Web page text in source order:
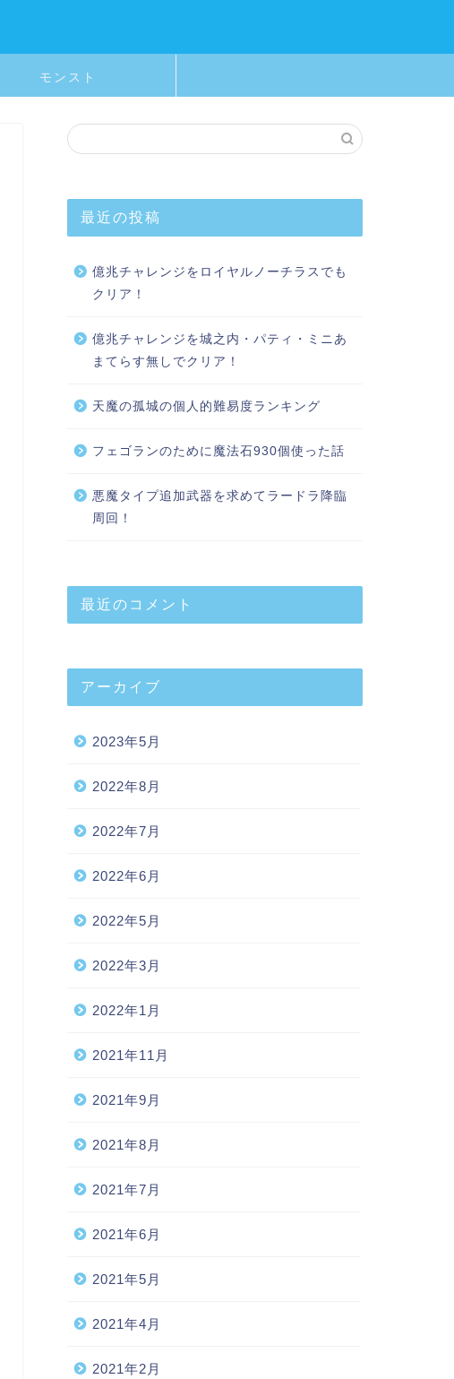
モンスト
最近の投稿
億兆チャレンジをロイヤルノーチラスでも
クリア！
億兆チャレンジを城之内・パティ・ミニあ
まてらす無しでクリア！
天魔の孤城の個人的難易度ランキング
フェゴランのために魔法石930個使った話
悪魔タイプ追加武器を求めてラードラ降臨
周回！
最近のコメント
アーカイブ
2023年5月
2022年8月
2022年7月
2022年6月
2022年5月
2022年3月
2022年1月
2021年11月
2021年9月
2021年8月
2021年7月
2021年6月
2021年5月
2021年4月
2021年2月